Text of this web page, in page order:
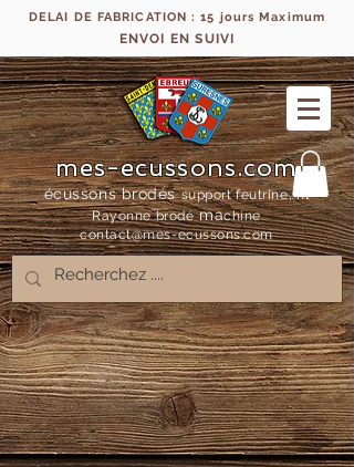
DELAI DE FABRICATION : 15 jours Maximum
ENVOI EN SUIVI
mes-ecussons.com
écussons brodés support feutrine, fil
Rayonne brodémachine
contact@mes-ecussons.com